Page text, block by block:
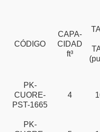
CÓDIGO
CAPA-
CIDAD
ft³
PK-
CUORE-
PST-1665
4
PK-